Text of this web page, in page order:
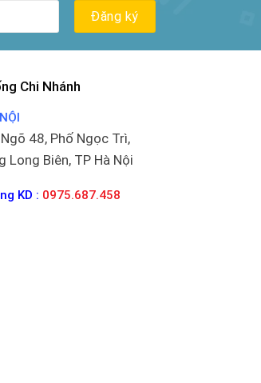
Chi Nhánh
48, Phố Ngọc Trì,
Long Biên, TP Hà Nội
KD : 0975.687.458